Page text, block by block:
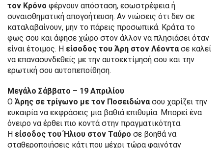
τον Κρόνο φέρνουν απόσταση, εσωστρέφεια ή
συναισθηματική απογοήτευση. Αν νιώσεις ότι δεν σε
καταλαβαίνουν, μην το πάρεις προσωπικά. Κράτα το
φως σου και άφησε χώρο στον άλλον να πλησιάσει όταν
είναι έτοιμος. Η είσοδος του Άρη στον Λέοντασε καλεί
να επανασυνδεθείς με την αυτοεκτίμησή σου και την
ερωτική σου αυτοπεποίθηση.
Μεγάλο Σάββατο – 19 Απριλίου
Ο Άρης σε τρίγωνο με τον Ποσειδώνασου χαρίζει την
ευκαιρία να εκφράσεις μια βαθιά επιθυμία. Μπορεί ένα
όνειρο να έρθει πιο κοντά στην πραγματικότητα.
Η είσοδος του Ήλιου στον Ταύρο σε βοηθά να
σταθεροποιήσεις κάτι που μέχρι τώρα φαινόταν